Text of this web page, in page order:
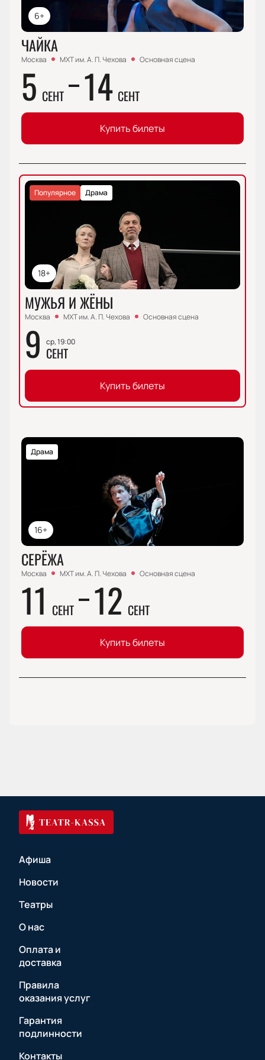
6+
ЧАЙКА
Москва МХТ им. А. П. Чехова Основная сцена
5 СЕНТ 14 СЕНТ
Купить билеты
18+
Драма
Популярное
МУЖЬЯ И ЖЁНЫ
Москва МХТ им. А. П. Чехова Основная сцена
9 ср, 19:00
СЕНТ
Купить билеты
16+
Драма
СЕРЁЖА
Москва МХТ им. А. П. Чехова Основная сцена
11 СЕНТ 12 СЕНТ
Купить билеты
Афиша
Новости
Театры
О нас
Оплата и
доставка
Правила
оказания услуг
Гарантия
подлинности
Контакты